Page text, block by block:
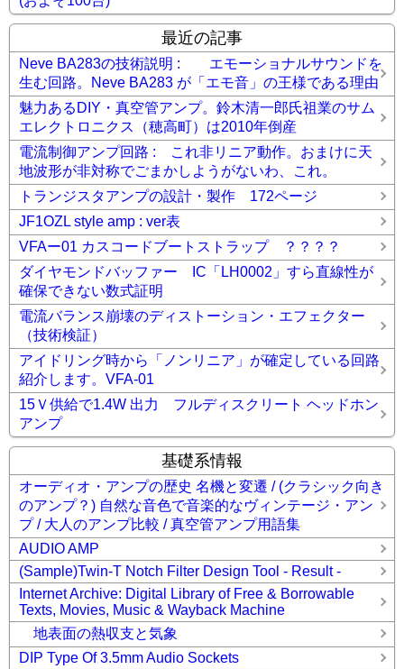
最近の記事
Neve BA283の技術説明 : エモーショナルサウンドを
生む回路。Neve BA283 が「エモ音」の王様である理由
魅力あるDIY・真空管アンプ。鈴木清一郎氏祖業のサム
エレクトロニクス（穂高町）は2010年倒産
電流制御アンプ回路 : これ非リニア動作。おまけに天
地波形が非対称でごまかしようがないわ、これ。
トランジスタアンプの設計・製作 172ページ
JF1OZL style amp : ver表
VFAー01 カスコードブートストラップ ？？？？
ダイヤモンドバッファー IC「LH0002」すら直線性が
確保できない数式証明
電流バランス崩壊のディストーション・エフェクター
（技術検証）
アイドリング時から「ノンリニア」が確定している回路
紹介します。VFA-01
15Ｖ供給で1.4W 出力 フルディスクリート ヘッドホン
アンプ
基礎系情報
オーディオ・アンプの歴史 名機と変遷 / (クラシック向き
のアンプ？) 自然な音色で音楽的なヴィンテージ・アン
プ / 大人のアンプ比較 / 真空管アンプ用語集
AUDIO AMP
(Sample)Twin-T Notch Filter Design Tool - Result -
Internet Archive: Digital Library of Free & Borrowable
Texts, Movies, Music & Wayback Machine
地表面の熱収支と気象
DIP Type Of 3.5mm Audio Sockets